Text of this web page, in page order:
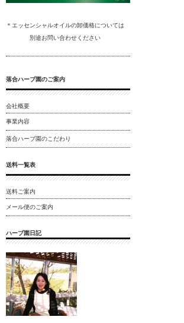
＊エッセンシャルオイルの卸価格については
別途お問い合わせください
落合ハーブ園のご案内
会社概要
事業内容
落合ハーブ園のこだわり
送料一覧表
送料ご案内
メール便のご案内
ハーブ園日記